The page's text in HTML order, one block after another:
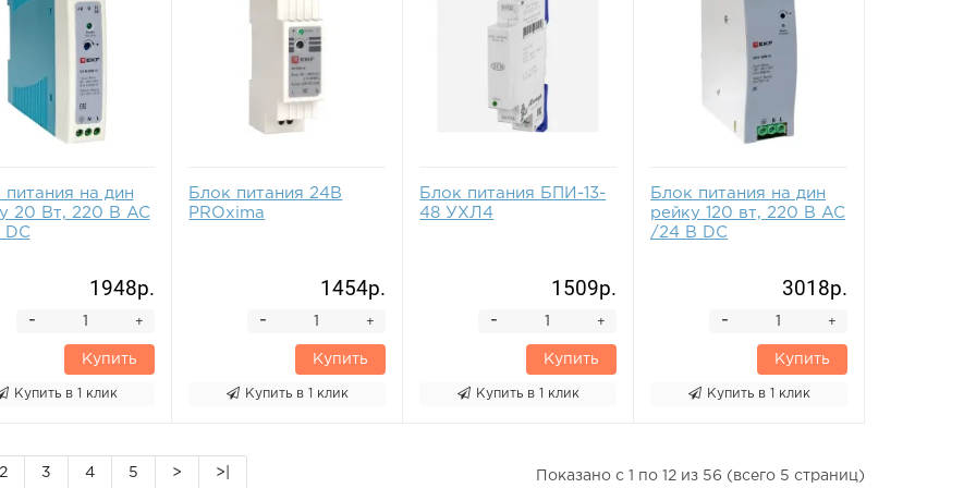
питания на дин
20 Вт, 220 В AC
DC
1948р.
+
-
Купить
Купить в 1 клик
Блок питания 24В
PROxima
1454р.
+
-
Купить
Купить в 1 клик
Блок питания БПИ-13-
48 УХЛ4
1509р.
+
-
Купить
Купить в 1 клик
Блок питания на дин
рейку 120 вт, 220 В AC
/24 В DC
3018р.
+
-
Купить
Купить в 1 клик
2 3 4 5 > >| Показано с 1 по 12 из 56 (всего 5 страниц)